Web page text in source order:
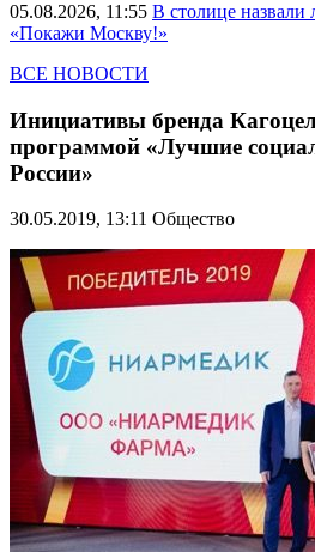
05.08.2026, 11:55 В столице назвали
«Покажи Москву!»
ВСЕ НОВОСТИ
Инициативы бренда
программой «Лучшие
России»
30.05.2019, 13:11 Общество